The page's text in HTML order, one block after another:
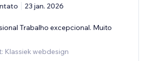
23 jan. 2026
Trabalho excepcional. Muito
Klassiek webdesign